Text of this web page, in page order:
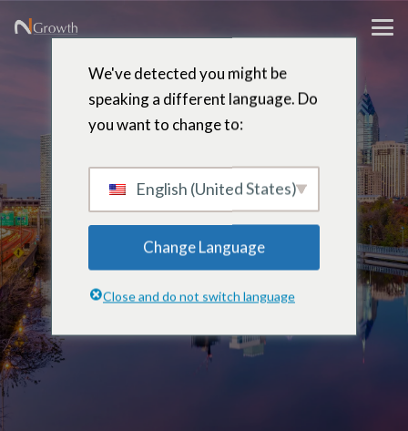
Eric W.
Stetson
Ejecutivo residente – Malvern,
Pensilvania
We've detected you might be
speaking a different language. Do
you want to change to:
English (United States)
Change Language
Close and do not switch language